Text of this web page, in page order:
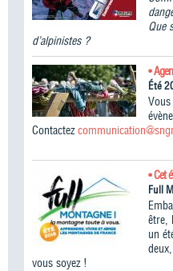
Que
d’alpinistes ?
•
Été
Contactez
• Cet
Full
être,
un
vous soyez !